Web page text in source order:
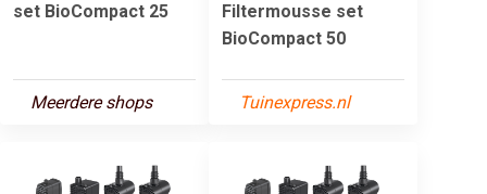
set BioCompact 25
Meerdere shops
Filtermousse set
BioCompact 50
Tuinexpress.nl